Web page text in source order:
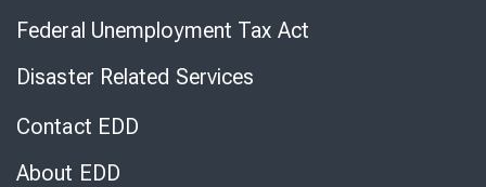
Federal Unemployment Tax Act
Disaster Related Services
Contact EDD
About EDD